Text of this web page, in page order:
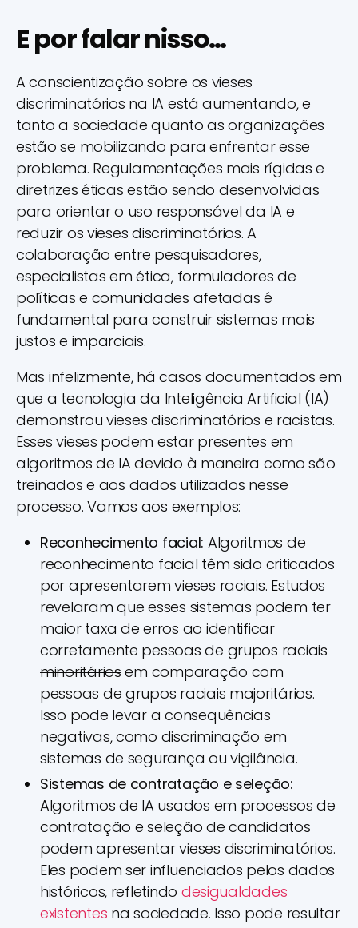
E por falar nisso…
A conscientização sobre os vieses
discriminatórios na IA está aumentando, e
tanto a sociedade quanto as organizações
estão se mobilizando para enfrentar esse
problema. Regulamentações mais rígidas e
diretrizes éticas estão sendo desenvolvidas
para orientar o uso responsável da IA e
reduzir os vieses discriminatórios. A
colaboração entre pesquisadores,
especialistas em ética, formuladores de
políticas e comunidades afetadas é
fundamental para construir sistemas mais
justos e imparciais.
Mas infelizmente, há casos documentados em
que a tecnologia da Inteligência Artificial (IA)
demonstrou vieses discriminatórios e racistas.
Esses vieses podem estar presentes em
algoritmos de IA devido à maneira como são
treinados e aos dados utilizados nesse
processo. Vamos aos exemplos:
Reconhecimento facial: Algoritmos de
reconhecimento facial têm sido criticados
por apresentarem vieses raciais. Estudos
revelaram que esses sistemas podem ter
maior taxa de erros ao identificar
corretamente pessoas de gruposraciais
minoritáriosem comparação com
pessoas de grupos raciais majoritários.
Isso pode levar a consequências
negativas, como discriminação em
sistemas de segurança ou vigilância.
Sistemas de contratação e seleção:
Algoritmos de IA usados em processos de
contratação e seleção de candidatos
podem apresentar vieses discriminatórios.
Eles podem ser influenciados pelos dados
históricos, refletindo desigualdades
existentes na sociedade. Isso pode resultar